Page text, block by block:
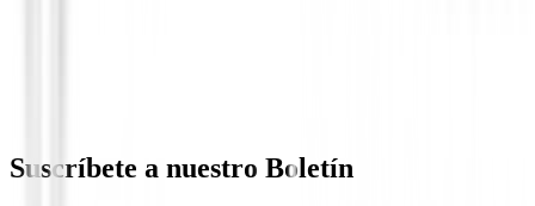
Suscríbete a nuestro Boletín